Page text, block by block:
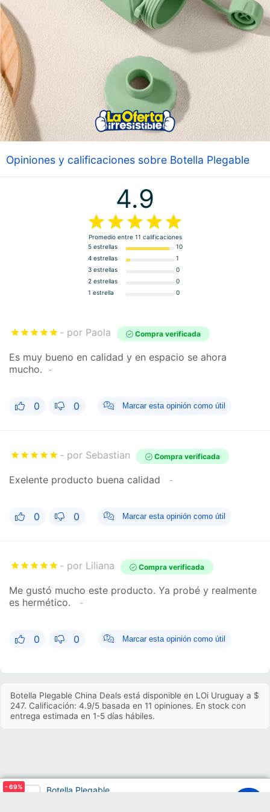
- 69%
Botella Plegable
Opiniones y calificaciones sobre Botella Plegable
4.9
Promedio entre 11 calificaciones
5 estrellas
10
4 estrellas
1
3 estrellas
0
2 estrellas
0
1 estrella
0
por Paola Compra verificada
Es muy bueno en calidad y en espacio se ahora
mucho.
0 0 Marcar esta opinión como útil
por Sebastian Compra verificada
Exelente producto buena calidad
0 0 Marcar esta opinión como útil
por Liliana Compra verificada
Me gustó mucho este producto. Ya probé y realmente
es hermético.
0 0 Marcar esta opinión como útil
Botella Plegable China Deals está disponible en LOi Uruguay a $
247. Calificación: 4.9/5 basada en 11 opiniones. En stock con
entrega estimada en 1-5 días hábiles.